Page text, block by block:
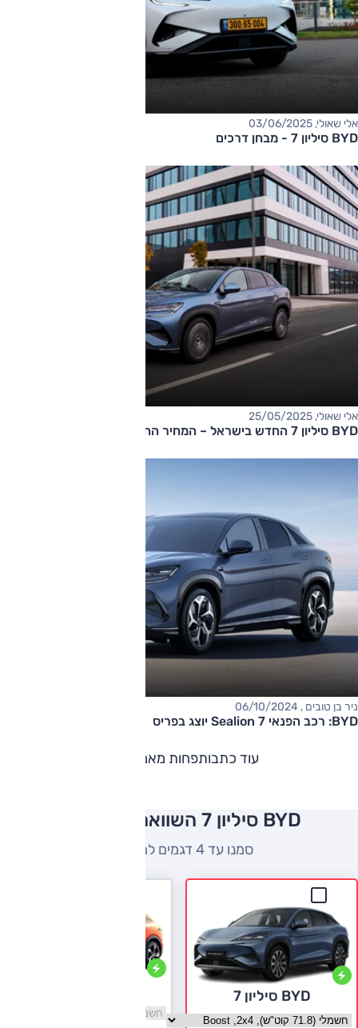
אלי שאולי, 03/06/2025
BYD סיליון 7 - מבחן דרכים
אלי שאולי, 25/05/2025
BYD סיליון 7 החדש בישראל – המחיר החל מ-219,000 שקלים
ניר בן טובים , 06/10/2024
BYD: רכב הפנאי Sealion 7 יוצג בפריס
עוד כתבותפחות מאמרים
BYD סיליון 7 השוואה למתחרים
סמנו עד 4 דגמים להשוואה
BYD סיליון 7
בחר גרסה BYD סיליון 7
בחר גרסה דיפאל S07